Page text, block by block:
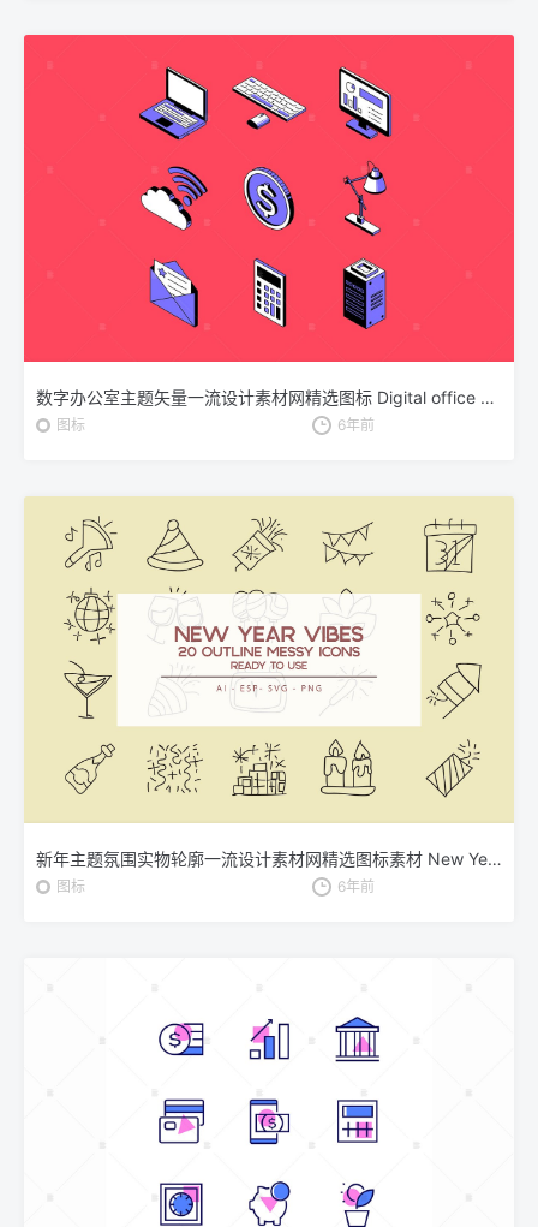
数字办公室主题矢量一流设计素材网精选图标 Digital office concept isometric icons set
图标 6年前
新年主题氛围实物轮廓一流设计素材网精选图标素材 New Year Vibe Outline Icon Set
图标 6年前